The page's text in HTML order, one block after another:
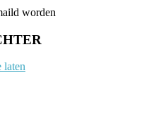
worden
laten